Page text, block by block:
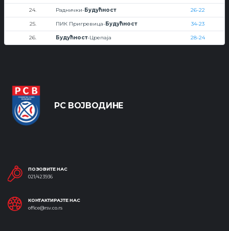
24. Раднички-Будућност 26-22
25. ПИК Пригревица-Будућност 34-23
26. Будућност-Црепаја 28-24
РС ВОЈВОДИНЕ
ПОЗОВИТЕ НАС
021/423936
КОНТАКТИРАЈТЕ НАС
office@rsv.co.rs